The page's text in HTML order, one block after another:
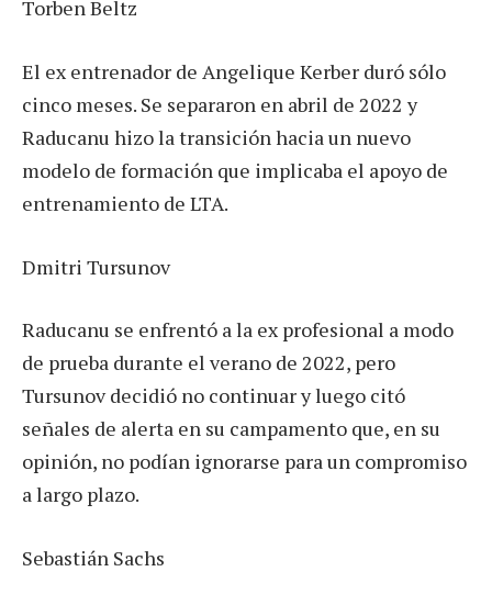
Torben Beltz
El ex entrenador de Angelique Kerber duró sólo
cinco meses. Se separaron en abril de 2022 y
Raducanu hizo la transición hacia un nuevo
modelo de formación que implicaba el apoyo de
entrenamiento de LTA.
Dmitri Tursunov
Raducanu se enfrentó a la ex profesional a modo
de prueba durante el verano de 2022, pero
Tursunov decidió no continuar y luego citó
señales de alerta en su campamento que, en su
opinión, no podían ignorarse para un compromiso
a largo plazo.
Sebastián Sachs